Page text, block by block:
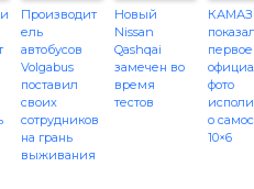
Производит
ель
автобусов
Volgabus
поставил
своих
сотрудников
на грань
выживания
Новый
Nissan
Qashqai
замечен во
время
тестов
КАМАЗ
показал
первое
фото
о
10×6